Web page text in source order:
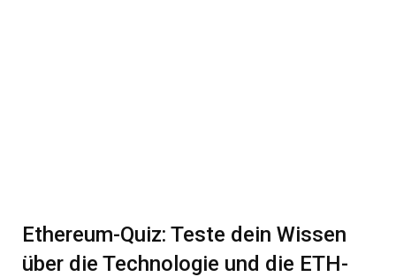
Ethereum-Quiz: Teste dein Wissen
über die Technologie und die ETH-